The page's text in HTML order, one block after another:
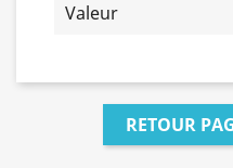
Valeur
RETOUR